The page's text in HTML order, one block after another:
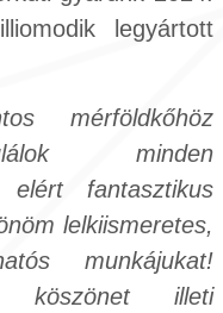
legyártott
mérföldkőhöz
minden
elért fantasztikus
lelkiismeretes,
munkájukat!
köszönet illeti